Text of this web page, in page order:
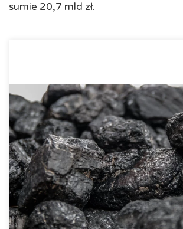
sumie 20,7 mld zł.